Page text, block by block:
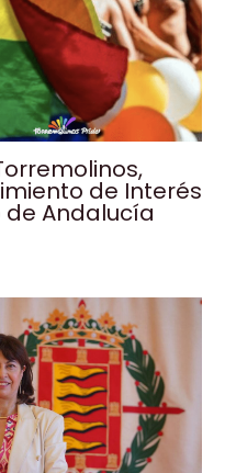
de Interés
de Andalucía